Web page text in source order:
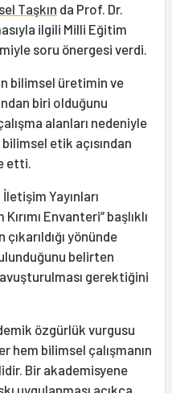
Taşkın da Prof. Dr.
ilgili Milli Eğitim
soru önergesi verdi.
bilimsel üretimin ve
biri olduğunu
alanları nedeniyle
etik açısından
etti.
Yayınları
Envanteri” başlıklı
yönünde
belirten
gerektiğini
özgürlük vurgusu
hem bilimsel çalışmanın
Bir akademisyene